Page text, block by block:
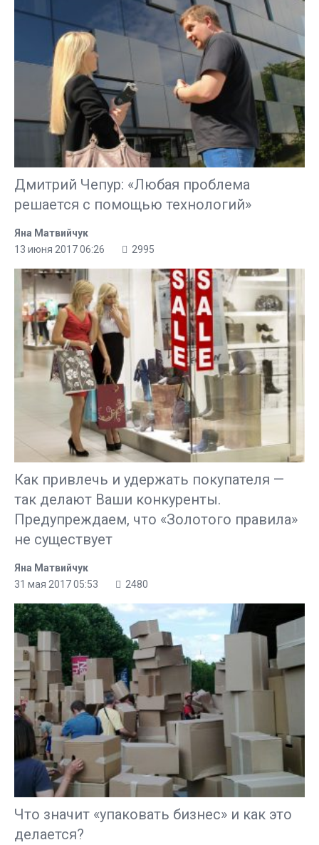
Дмитрий Чепур: «Любая проблема
решается с помощью технологий»
Яна Матвийчук
13 июня 2017 06:26
2995
Как привлечь и удержать покупателя —
так делают Ваши конкуренты.
Предупреждаем, что «Золотого правила»
не существует
Яна Матвийчук
31 мая 2017 05:53
2480
Что значит «упаковать бизнес» и как это
делается?